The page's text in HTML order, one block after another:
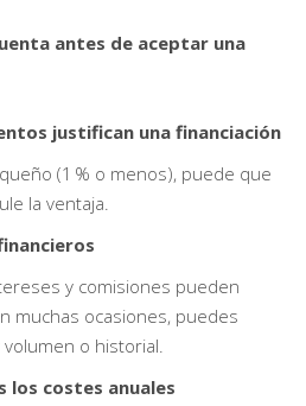
antes de aceptar una
justifican una financiación
(1 % o menos), puede que
la ventaja.
y comisiones pueden
muchas ocasiones, puedes
o historial.
los costes anuales